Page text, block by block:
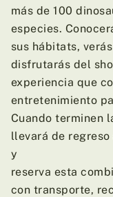
más de 100
especies.
sus hábitats,
disfrutarás del
experiencia que
entretenimiento
Cuando terminen
llevará de
y
reserva esta
con transporte,